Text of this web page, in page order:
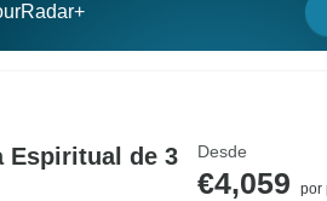
Espiritual de 3
Desde
€4,059
por